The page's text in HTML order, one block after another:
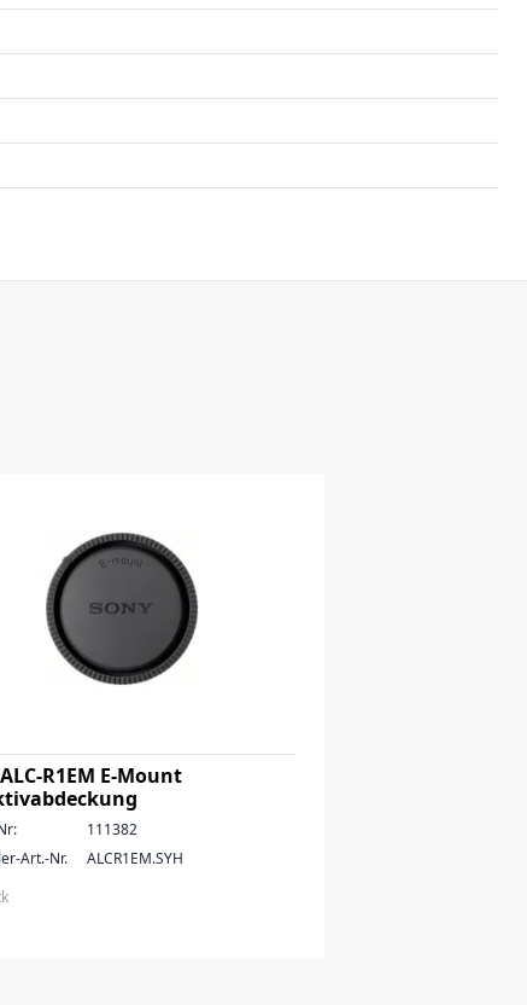
R1EM E-Mount
111382
Art.-Nr.
ALCR1EM.SYH